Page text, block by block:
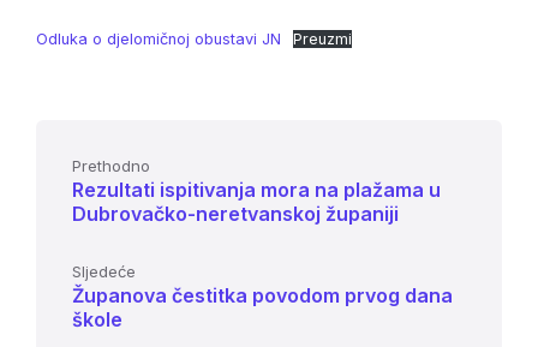
Odluka o djelomičnoj obustavi JN Preuzmi
Prethodno
Rezultati ispitivanja mora na plažama u
Dubrovačko-neretvanskoj županiji
Sljedeće
Županova čestitka povodom prvog dana
škole